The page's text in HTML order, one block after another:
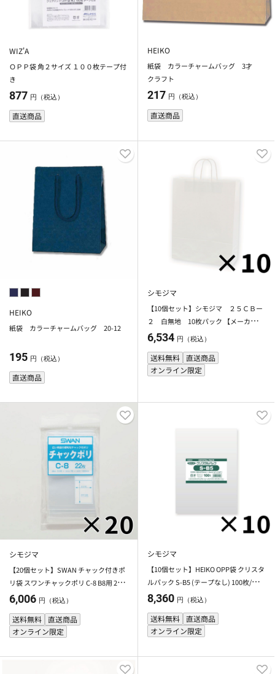
WIZ'A
ＯＰＰ袋 角２サイズ １００枚テープ付
き
877 円（税込）
直送商品
HEIKO
紙袋 カラーチャームバッグ 3才
クラフト
217 円（税込）
直送商品
HEIKO
紙袋 カラーチャームバッグ 20-12
195 円（税込）
直送商品
シモジマ
【10個セット】シモジマ ２５ＣＢー
２ 白無地 10枚パック 【メーカー直
送・代引不可】
6,534 円（税込）
送料無料
直送商品
オンライン限定
シモジマ
【20個セット】SWAN チャック付きポ
リ袋 スワンチャックポリ C-8 B8用 22枚
【メーカー直送・代引不可】
6,006 円（税込）
送料無料 直送商品
オンライン限定
シモジマ
【10個セット】HEIKO OPP袋 クリスタ
ルパック S-B5 (テープなし) 100枚/袋
シモジマ 【メーカー直送・代引不可】
8,360 円（税込）
送料無料
直送商品
オンライン限定